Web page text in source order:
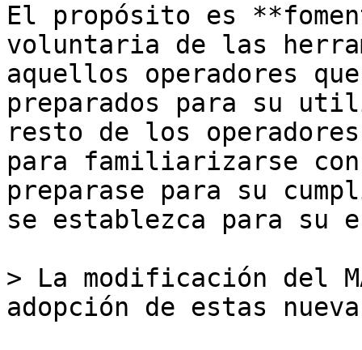
El propósito es
voluntaria de las
aquellos operadores
preparados para su
resto de los
para familiarizarse
preparase para su
se establezca para su
> La modificación del
adopción de estas